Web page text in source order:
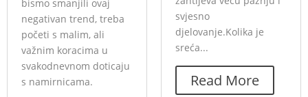
bismo smanjili ovaj
negativan trend, treba
početi s malim, ali
važnim koracima u
svakodnevnom doticaju
s namirnicama.
svjesno
djelovanje.Kolika je
sreća...
Read More